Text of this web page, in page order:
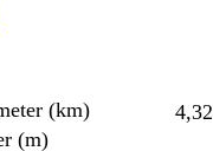
(km)
(m)